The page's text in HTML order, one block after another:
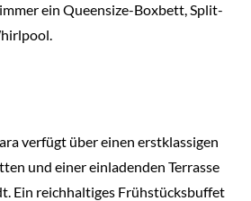
ein Queensize-Boxbett, Split-
verfügt über einen erstklassigen
und einer einladenden Terrasse
Ein reichhaltiges Frühstücksbuffet